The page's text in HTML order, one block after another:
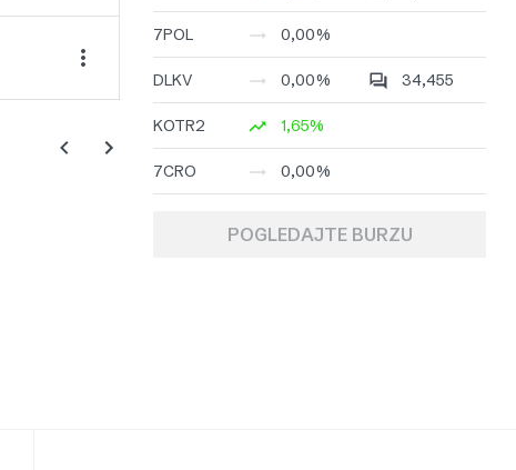
7POL 0,00%
DLKV 0,00% 34,455
KOTR2 1,65%
7CRO 0,00%
POGLEDAJTE BURZU